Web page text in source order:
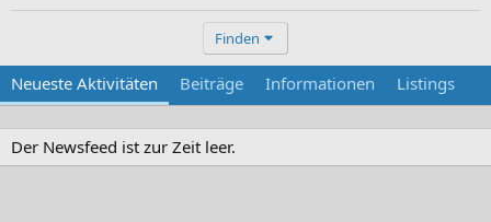
Finden
Neueste Aktivitäten Beiträge Informationen Listings
Der Newsfeed ist zur Zeit leer.